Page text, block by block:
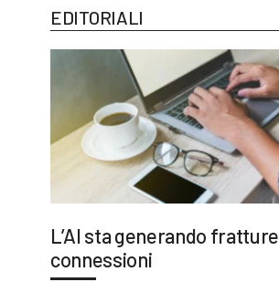
EDITORIALI
L’AI sta generando
connessioni